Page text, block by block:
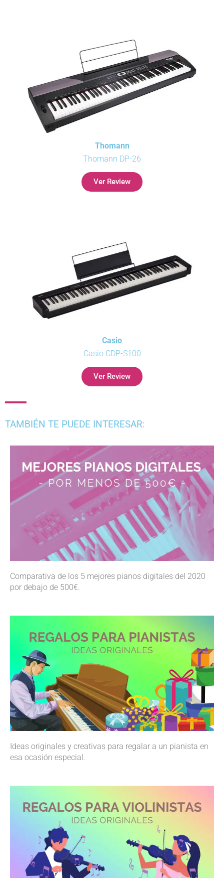
Thomann
Thomann DP-26
Ver Review
Casio
Casio CDP-S100
Ver Review
TAMBIÉN TE PUEDE INTERESAR:
Comparativa de los 5 mejores pianos digitales del 2020
por debajo de 500€.
Ideas originales y creativas para regalar a un pianista en
esa ocasión especial.